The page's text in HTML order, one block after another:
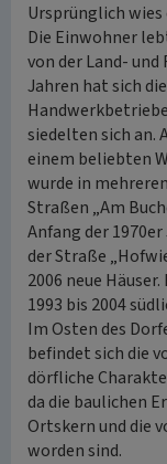
Ursprünglich
Die Einwohner
von der Land-
Jahren hat sich
siedelten sich an.
einem beliebten
wurde in
Straßen „Am
Anfang der
der Straße
2006 neue
1993 bis 2004
Im Osten des
befindet sich die
dörfliche
da die baulichen
Ortskern und die
worden sind.